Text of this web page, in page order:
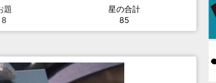
題
8
星の合計
85